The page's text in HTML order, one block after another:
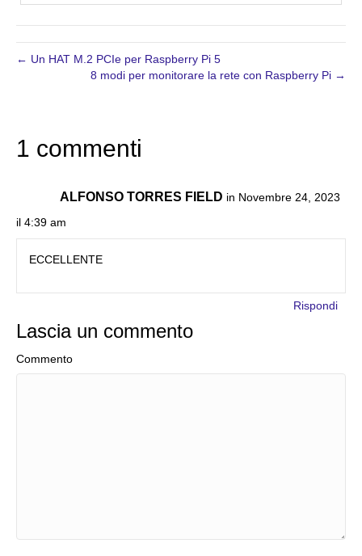
← Un HAT M.2 PCIe per Raspberry Pi 5
8 modi per monitorare la rete con Raspberry Pi →
1 commenti
ALFONSO TORRES FIELD in Novembre 24, 2023
il 4:39 am
ECCELLENTE
Rispondi
Lascia un commento
Commento